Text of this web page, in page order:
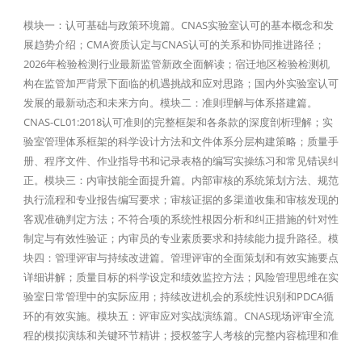
模块一：认可基础与政策环境篇。CNAS实验室认可的基本概念和发
展趋势介绍；CMA资质认定与CNAS认可的关系和协同推进路径；
2026年检验检测行业最新监管新政全面解读；宿迁地区检验检测机
构在监管加严背景下面临的机遇挑战和应对思路；国内外实验室认可
发展的最新动态和未来方向。模块二：准则理解与体系搭建篇。
CNAS-CL01:2018认可准则的完整框架和各条款的深度剖析理解；实
验室管理体系框架的科学设计方法和文件体系分层构建策略；质量手
册、程序文件、作业指导书和记录表格的编写实操练习和常见错误纠
正。模块三：内审技能全面提升篇。内部审核的系统策划方法、规范
执行流程和专业报告编写要求；审核证据的多渠道收集和审核发现的
客观准确判定方法；不符合项的系统性根因分析和纠正措施的针对性
制定与有效性验证；内审员的专业素质要求和持续能力提升路径。模
块四：管理评审与持续改进篇。管理评审的全面策划和有效实施要点
详细讲解；质量目标的科学设定和绩效监控方法；风险管理思维在实
验室日常管理中的实际应用；持续改进机会的系统性识别和PDCA循
环的有效实施。模块五：评审应对实战演练篇。CNAS现场评审全流
程的模拟演练和关键环节精讲；授权签字人考核的完整内容梳理和准